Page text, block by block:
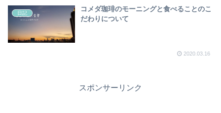
日記
コメダ珈琲のモーニングと食べることのこ
だわりについて
2020.03.16
スポンサーリンク